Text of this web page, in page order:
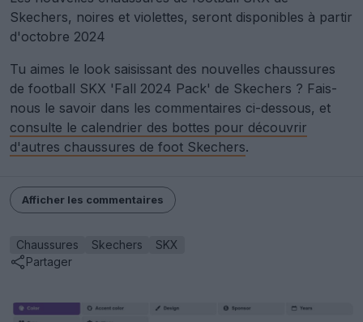
Skechers, noires et violettes, seront disponibles à partir
d'octobre 2024
Tu aimes le look saisissant des nouvelles chaussures
de football SKX 'Fall 2024 Pack' de Skechers ? Fais-
nous le savoir dans les commentaires ci-dessous, et
consulte le calendrier des bottes pour découvrir
d'autres chaussures de foot Skechers.
Afficher les commentaires
Chaussures Skechers
SKX
Partager